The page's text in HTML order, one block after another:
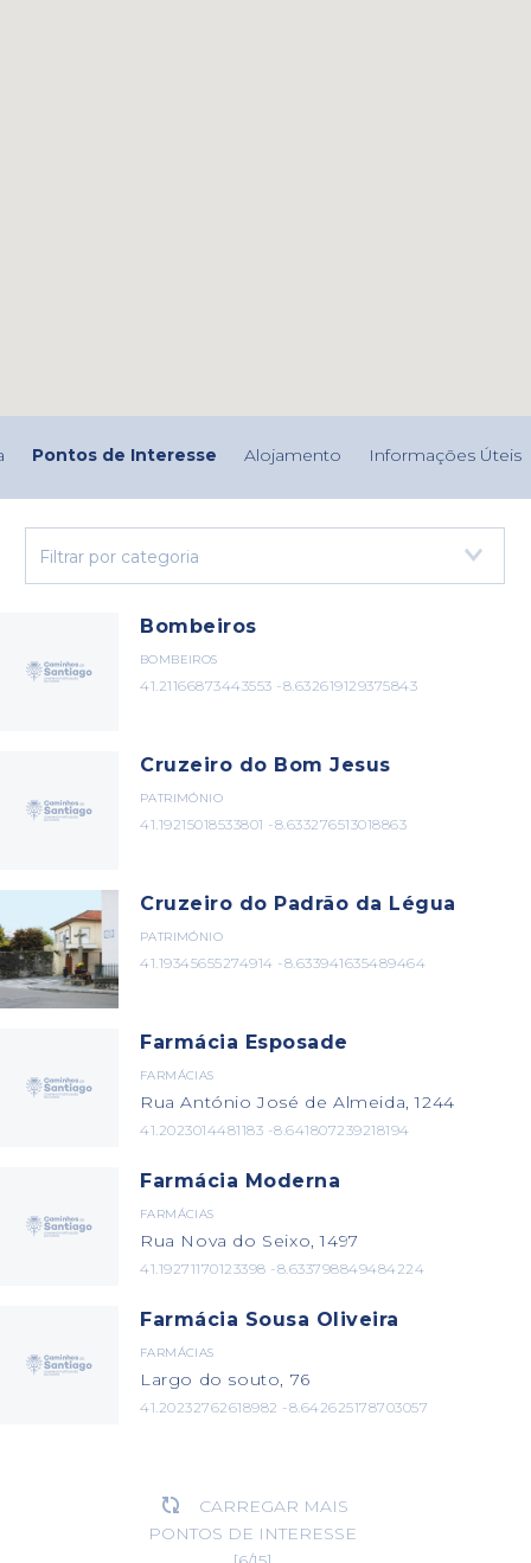
Pontos de Interesse Alojamento Informações Úteis
Filtrar por categoria
Bombeiros
BOMBEIROS
41.21166873443553 -8.632619129375843
Cruzeiro do Bom Jesus
PATRIMÓNIO
41.19215018533801 -8.633276513018863
Cruzeiro do Padrão da Légua
PATRIMÓNIO
41.19345655274914 -8.633941635489464
Farmácia Esposade
FARMÁCIAS
Rua António José de Almeida, 1244
41.2023014481183 -8.641807239218194
Farmácia Moderna
FARMÁCIAS
Rua Nova do Seixo, 1497
41.19271170123398 -8.633798849484224
Farmácia Sousa Oliveira
FARMÁCIAS
Largo do souto, 76
41.20232762618982 -8.642625178703057

CARREGAR MAIS
PONTOS DE INTERESSE